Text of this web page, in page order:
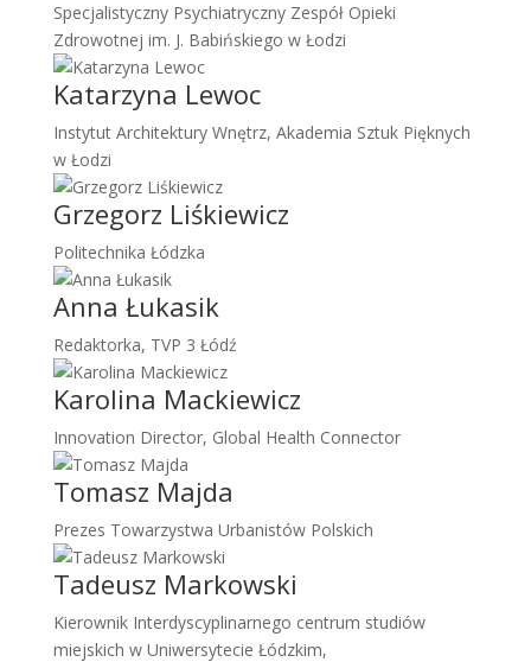
Specjalistyczny Psychiatryczny Zespół Opieki
Zdrowotnej im. J. Babińskiego w Łodzi
Katarzyna Lewoc
Instytut Architektury Wnętrz, Akademia Sztuk Pięknych
w Łodzi
Grzegorz Liśkiewicz
Politechnika Łódzka
Anna Łukasik
Redaktorka, TVP 3 Łódź
Karolina Mackiewicz
Innovation Director, Global Health Connector
Tomasz Majda
Prezes Towarzystwa Urbanistów Polskich
Tadeusz Markowski
Kierownik Interdyscyplinarnego centrum studiów
miejskich w Uniwersytecie Łódzkim,